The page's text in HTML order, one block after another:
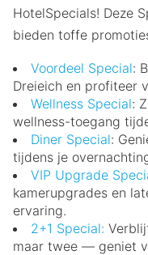
HotelSpecials! Deze
bieden toffe
Voordeel Special:
Dreieich en profiteer
Wellness Special:
wellness-toegang
Diner Special:
tijdens je
VIP Upgrade
kamerupgrades en
ervaring.
2+1 Special:
maar twee — geniet